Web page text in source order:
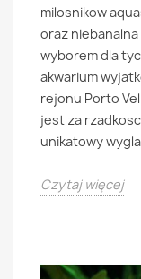
milosnikow
oraz
wyborem dla
akwarium
rejonu Porto
jest za
unikatowy
Czytaj więcej